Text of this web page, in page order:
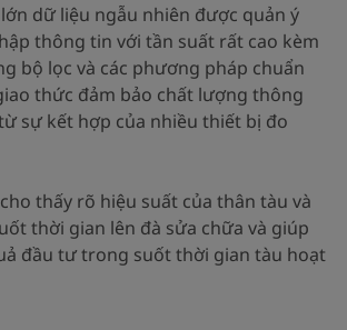
dữ liệu ngẫu nhiên được quản ý
thông tin với tần suất rất cao kèm
bộ lọc và các phương pháp chuẩn
thức đảm bảo chất lượng thông
sự kết hợp của nhiều thiết bị đo
thấy rõ hiệu suất của thân tàu và
thời gian lên đà sửa chữa và giúp
đầu tư trong suốt thời gian tàu hoạt